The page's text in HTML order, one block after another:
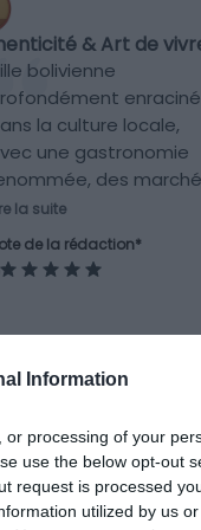
Information
processing of your
use the below opt-out
request is processed
utilized by us
& Art de
bolivienne
la culture locale,
une gastronomie
des
comme La
et une
marquée par le
la suite
de la rédaction*